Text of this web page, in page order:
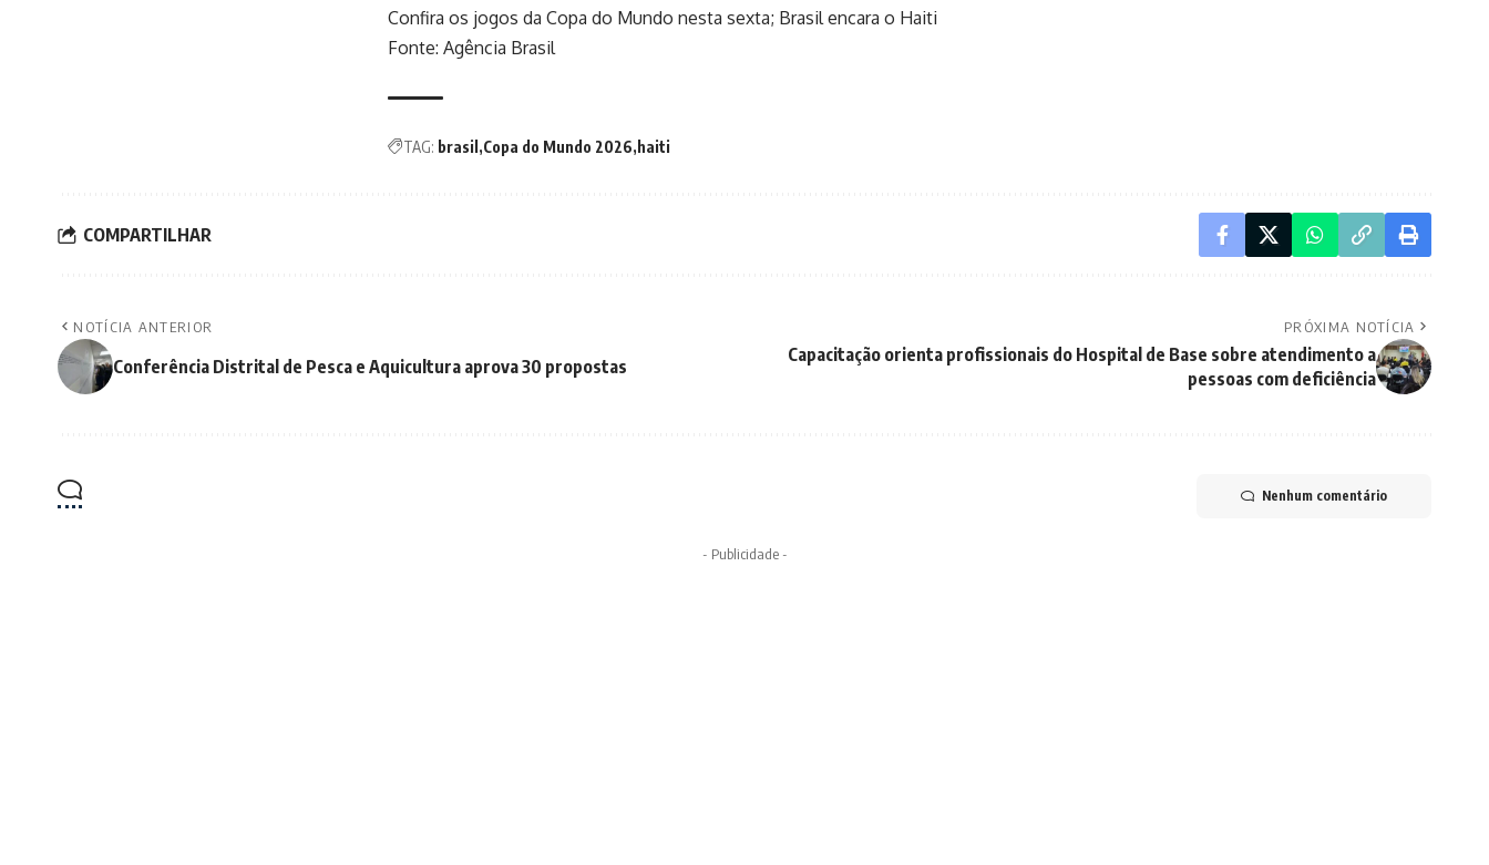
Confira os jogos da Copa do Mundo nesta sexta; Brasil encara o Haiti
Fonte: Agência Brasil
TAG: brasil Copa do Mundo 2026 haiti
COMPARTILHAR
NOTÍCIA ANTERIOR
Conferência Distrital de Pesca e Aquicultura aprova 30 propostas
PRÓXIMA NOTÍCIA
Capacitação orienta profissionais do Hospital de Base sobre atendimento a
pessoas com deficiência
Nenhum comentário
- Publicidade -